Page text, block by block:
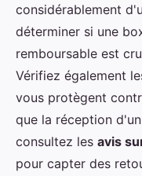
considérablement
déterminer si une
remboursable est
Vérifiez également
vous protègent
que la réception
consultez les avis
pour capter des